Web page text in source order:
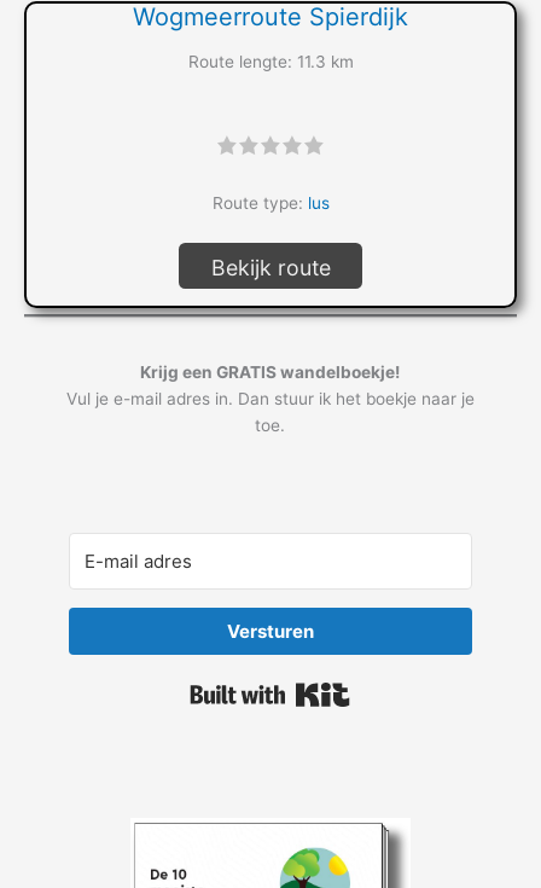
Wogmeerroute Spierdijk
Route lengte: 11.3 km
Route type: lus
Bekijk route
Krijg een GRATIS wandelboekje!
Vul je e-mail adres in. Dan stuur ik het boekje naar je
toe.
Versturen